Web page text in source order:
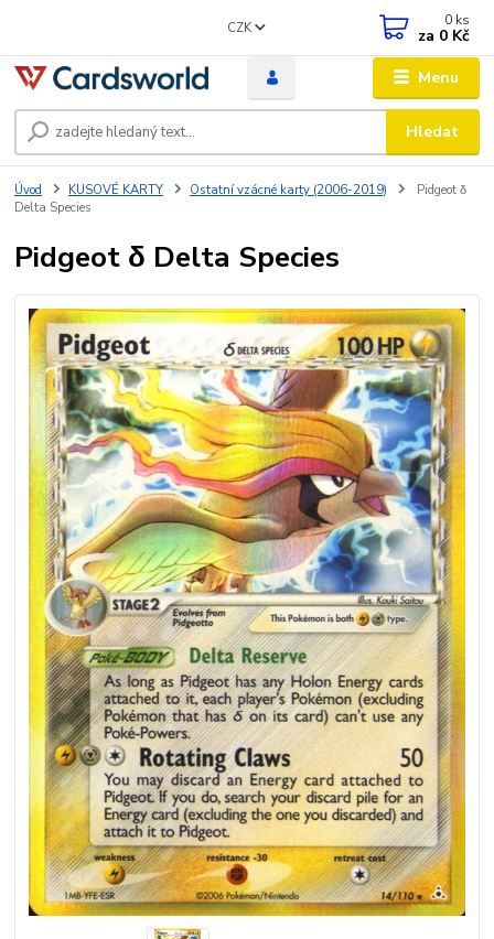
Menu
CZK
Hledat
0 ks
za 0 Kč
Úvod KUSOVÉ KARTY Ostatní vzácné karty (2006-2019)
Pidgeot δ
Delta Species
Pidgeot δ Delta Species